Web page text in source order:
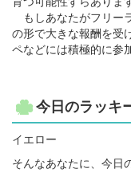
もしあなたがフリー
の形で大きな報酬を受
ペなどには積極的に参
今日のラッキ
イエロー
そんなあなたに、今日